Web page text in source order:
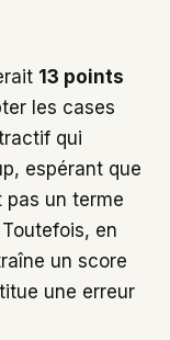
13 points
les cases
qui
espérant que
pas un terme
en
un score
une erreur